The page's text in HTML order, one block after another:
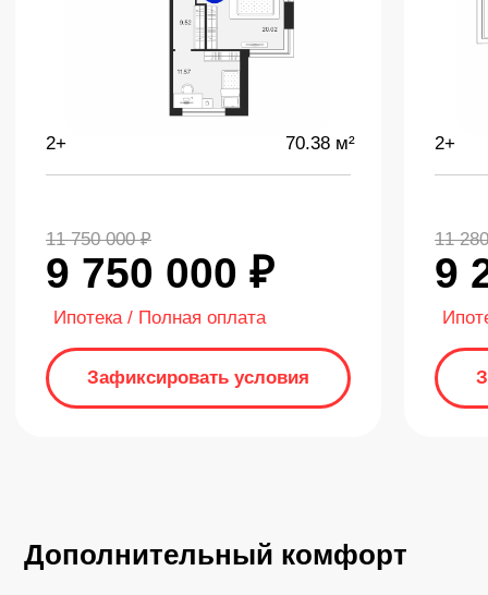
Дополнительный комфорт